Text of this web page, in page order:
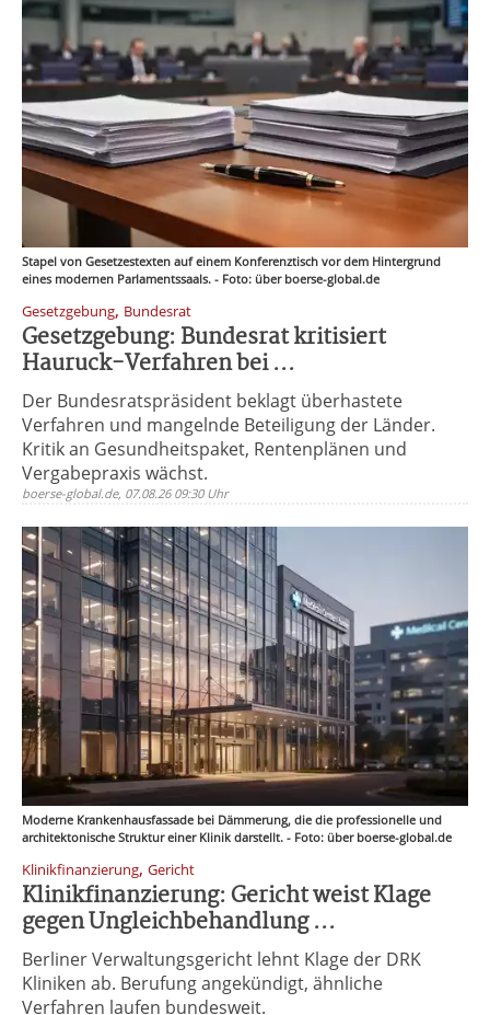
Stapel von Gesetzestexten auf einem Konferenztisch vor dem Hintergrund
eines modernen Parlamentssaals. - Foto: über boerse-global.de
Gesetzgebung, Bundesrat
Gesetzgebung: Bundesrat kritisiert
Hauruck-Verfahren bei ...
Der Bundesratspräsident beklagt überhastete
Verfahren und mangelnde Beteiligung der Länder.
Kritik an Gesundheitspaket, Rentenplänen und
Vergabepraxis wächst.
boerse-global.de, 07.08.26 09:30 Uhr
Moderne Krankenhausfassade bei Dämmerung, die die professionelle und
architektonische Struktur einer Klinik darstellt. - Foto: über boerse-global.de
Klinikfinanzierung, Gericht
Klinikfinanzierung: Gericht weist Klage
gegen Ungleichbehandlung ...
Berliner Verwaltungsgericht lehnt Klage der DRK
Kliniken ab. Berufung angekündigt, ähnliche
Verfahren laufen bundesweit.